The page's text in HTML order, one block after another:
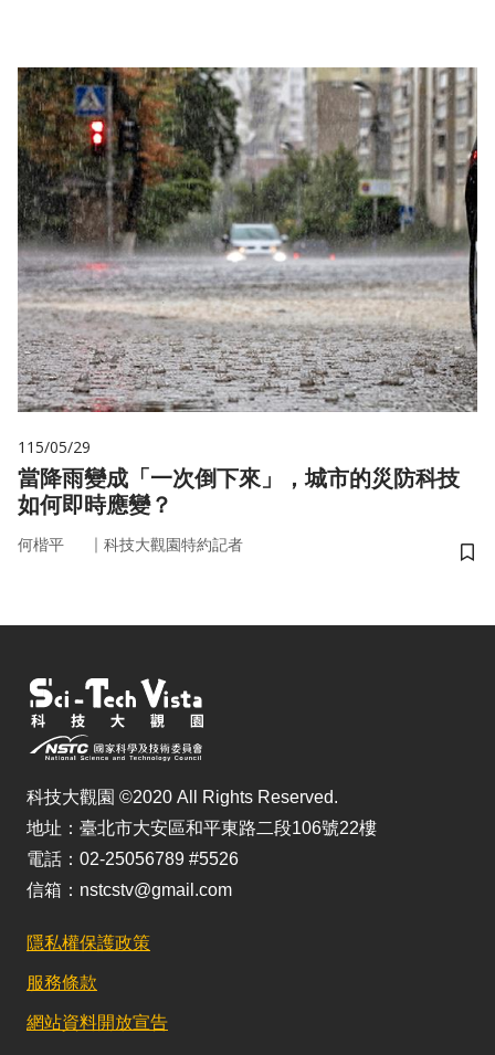
115/05/29
當降雨變成「一次倒下來」，城市的災防科技
如何即時應變？
何楷平 ｜ 科技大觀園特約記者
儲
科技大觀園 ©2020 All Rights Reserved.
地址：臺北市大安區和平東路二段106號22樓
電話：02-25056789 #5526
信箱：nstcstv@gmail.com
隱私權保護政策
服務條款
網站資料開放宣告